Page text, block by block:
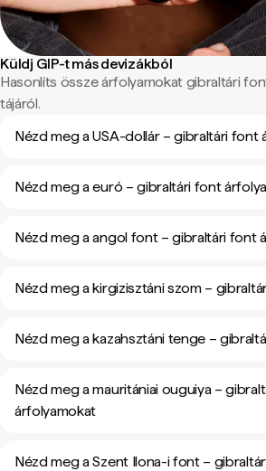
Küldj GIP-t más devizákból
Hasonlíts össze árfolyamokat gibraltári
tájáról.
Nézd meg a USA-dollár – gibraltári font
Nézd meg a euró – gibraltári font
Nézd meg a angol font – gibraltári font
Nézd meg a kirgizisztáni szom –
Nézd meg a kazahsztáni tenge –
Nézd meg a mauritániai ouguiya –
árfolyamokat
Nézd meg a Szent Ilona-i font –